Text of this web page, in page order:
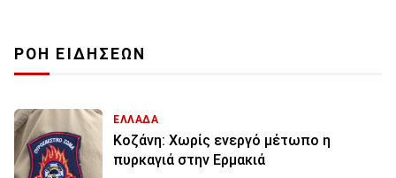
ΡΟΗ ΕΙΔΗΣΕΩΝ
ΕΛΛΑΔΑ
Κοζάνη: Χωρίς ενεργό μέτωπο η
πυρκαγιά στην Ερμακιά